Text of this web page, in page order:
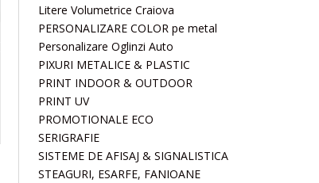
Litere Volumetrice Craiova
PERSONALIZARE COLOR pe metal
Personalizare Oglinzi Auto
PIXURI METALICE & PLASTIC
PRINT INDOOR & OUTDOOR
PRINT UV
PROMOTIONALE ECO
SERIGRAFIE
SISTEME DE AFISAJ & SIGNALISTICA
STEAGURI, ESARFE, FANIOANE